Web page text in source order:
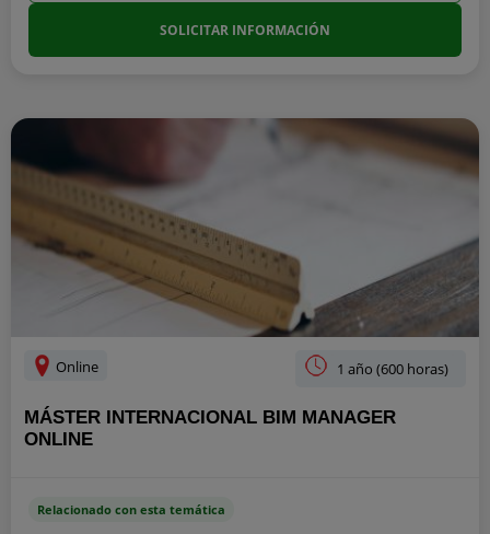
SOLICITAR INFORMACIÓN
Online 1 año (600 horas)
MÁSTER INTERNACIONAL BIM MANAGER
ONLINE
Relacionado con esta temática